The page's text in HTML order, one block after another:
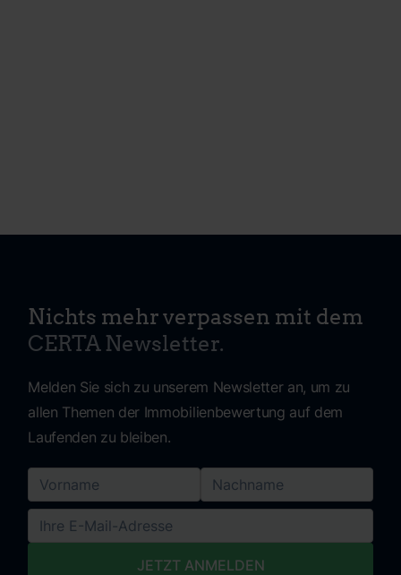
Nichts mehr verpassen mit dem
CERTA Newsletter.
Melden Sie sich zu unserem Newsletter an, um zu
allen Themen der Immobilienbewertung auf dem
Laufenden zu bleiben.